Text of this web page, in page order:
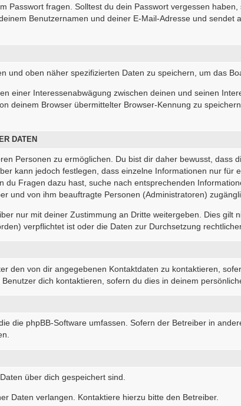
Passwort fragen. Solltest du dein Passwort vergessen
Benutzernamen und deiner E-Mail-Adresse und
und oben näher spezifizierten Daten zu speichern, um das
einer Interessenabwägung zwischen deinen und seinen
deinem Browser übermittelter Browser-Kennung zu
DATEN
Personen zu ermöglichen. Du bist dir daher bewusst, dass
kann jedoch festlegen, dass einzelne Informationen nur
du Fragen dazu hast, suche nach entsprechenden
und von ihm beauftragte Personen (Administratoren)
nur mit deiner Zustimmung an Dritte weitergeben. Dies gilt
verpflichtet ist oder die Daten zur Durchsetzung
den von dir angegebenen Kontaktdaten zu kontaktieren,
dich kontaktieren, sofern du dies in deinem
die phpBB-Software umfassen. Sofern der Betreiber in
über dich gespeichert sind.
Daten verlangen. Kontaktiere hierzu bitte den Betreiber.